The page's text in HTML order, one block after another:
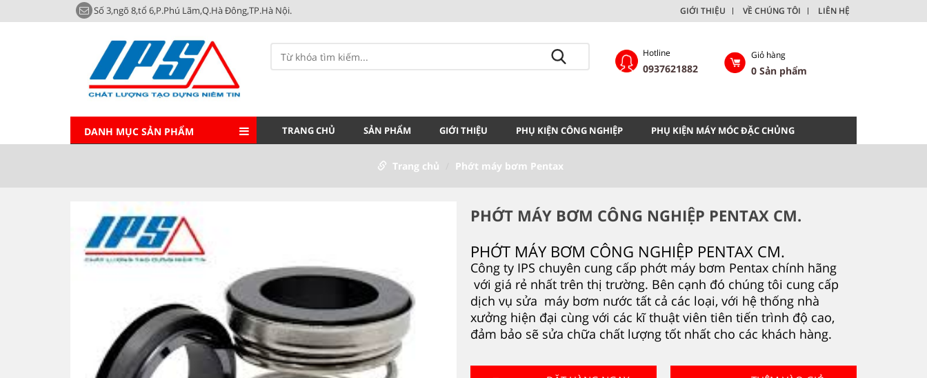
Số 3,ngõ 8,tổ 6,P.Phú Lãm,Q.Hà Đông,TP.Hà Nội. GIỚI THIỆU VỀ CHÚNG TÔI LIÊN HỆ
Hotline
0937621882
Giỏ hàng
0Sản phẩm
DANH MỤC SẢN PHẨM TRANG CHỦ SẢN PHẨM GIỚI THIỆU PHỤ KIỆN CÔNG NGHIỆP PHỤ KIỆN MÁY MÓC ĐẶC CHỦNG
Trang chủ Phớt máy bơm Pentax
PHỚT MÁY BƠM CÔNG NGHIỆP PENTAX CM.
PHỚT MÁY BƠM CÔNG NGHIỆP PENTAX CM.
Công ty IPS chuyên cung cấp phớt máy bơm Pentax chính hãng
với giá rẻ nhất trên thị trường. Bên cạnh đó chúng tôi cung cấp
dịch vụ sửa máy bơm nước tất cả các loại, với hệ thống nhà
xưởng hiện đại cùng với các kĩ thuật viên tiên tiến trình độ cao,
đảm bảo sẽ sửa chữa chất lượng tốt nhất cho các khách hàng.